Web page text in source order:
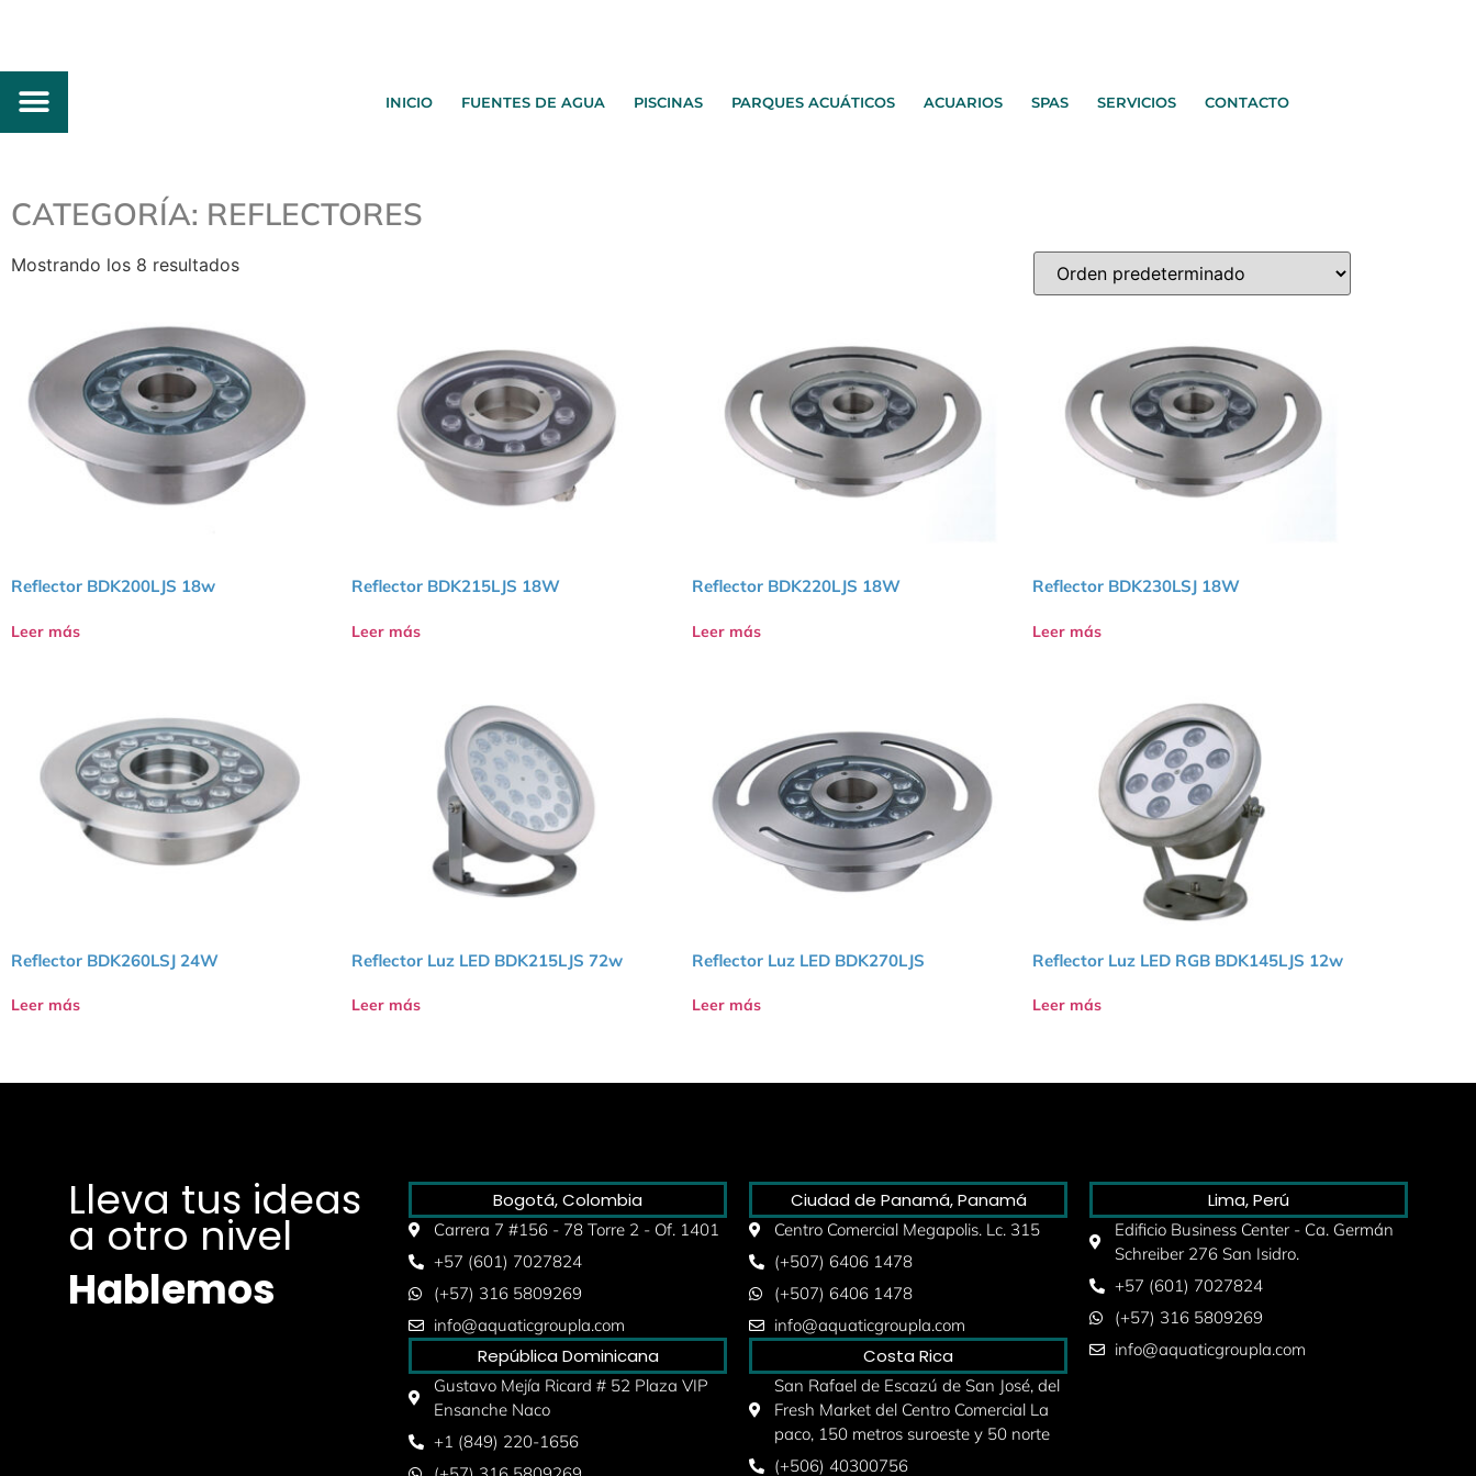
INICIO FUENTES DE AGUA PISCINAS PARQUES ACUÁTICOS ACUARIOS SPAS SERVICIOS CONTACTO
CATEGORÍA: REFLECTORES
Mostrando los 8 resultados
Reflector BDK200LJS 18w
Leer más
Reflector BDK215LJS 18W
Leer más
Reflector BDK220LJS 18W
Leer más
Reflector BDK230LSJ 18W
Leer más
Reflector BDK260LSJ 24W
Leer más
Reflector Luz LED BDK215LJS 72w
Leer más
Reflector Luz LED BDK270LJS
Leer más
Reflector Luz LED RGB BDK145LJS 12w
Leer más
Lleva tus ideas
a otro nivel
Hablemos
Bogotá, Colombia
Carrera 7 #156 - 78 Torre 2 - Of. 1401
+57 (601) 7027824
(+57) 316 5809269
info@aquaticgroupla.com
República Dominicana
Gustavo Mejía Ricard # 52 Plaza VIP
Ensanche Naco
+1 (849) 220-1656
Ciudad de Panamá, Panamá
Centro Comercial Megapolis. Lc. 315
(+507) 6406 1478
(+507) 6406 1478
info@aquaticgroupla.com
Costa Rica
San Rafael de Escazú de San José, del
Fresh Market del Centro Comercial La
paco, 150 metros suroeste y 50 norte
(+506) 40300756
Lima, Perú
Edificio Business Center - Ca. Germán
Schreiber 276 San Isidro.
+57 (601) 7027824
(+57) 316 5809269
info@aquaticgroupla.com